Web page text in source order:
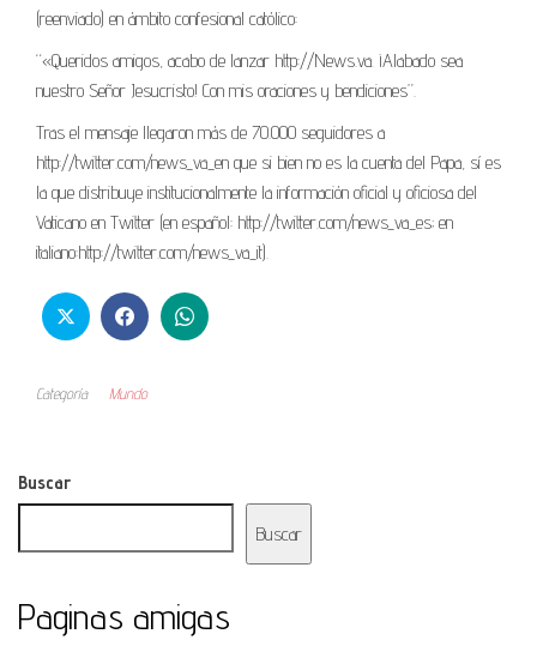
(reenviado) en ámbito confesional católico:
“«Queridos amigos, acabo de lanzar http://News.va. ¡Alabado sea
nuestro Señor Jesucristo! Con mis oraciones y bendiciones”.
Tras el mensaje llegaron más de 70.000 seguidores a
http://twitter.com/news_va_en que si bien no es la cuenta del Papa, sí es
la que distribuye institucionalmente la información oficial y oficiosa del
Vaticano en Twitter (en español: http://twitter.com/news_va_es; en
italiano:http://twitter.com/news_va_it).
Categoría Mundo
Buscar
Buscar
Paginas amigas